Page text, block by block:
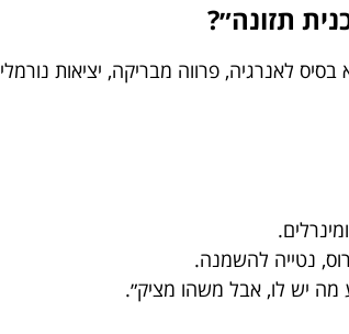
תזונה״?
לאנרגיה, פרווה מבריקה, יציאות
נטייה להשמנה.
מה יש לו, אבל משהו מציק״.